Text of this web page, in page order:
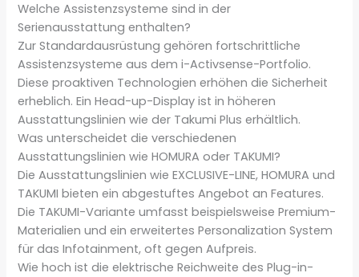
Welche Assistenzsysteme sind in der
Serienausstattung enthalten?
Zur Standardausrüstung gehören fortschrittliche
Assistenzsysteme aus dem i-Activsense-Portfolio.
Diese proaktiven Technologien erhöhen die Sicherheit
erheblich. Ein Head-up-Display ist in höheren
Ausstattungslinien wie der Takumi Plus erhältlich.
Was unterscheidet die verschiedenen
Ausstattungslinien wie HOMURA oder TAKUMI?
Die Ausstattungslinien wie EXCLUSIVE-LINE, HOMURA und
TAKUMI bieten ein abgestuftes Angebot an Features.
Die TAKUMI-Variante umfasst beispielsweise Premium-
Materialien und ein erweitertes Personalization System
für das Infotainment, oft gegen Aufpreis.
Wie hoch ist die elektrische Reichweite des Plug-in-